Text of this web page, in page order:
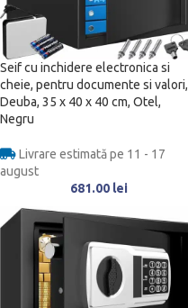
Seif cu inchidere electronica si
cheie, pentru documente si valori,
Deuba, 35 x 40 x 40 cm, Otel,
Negru
Livrare estimată pe 11 - 17
august
681.00 lei